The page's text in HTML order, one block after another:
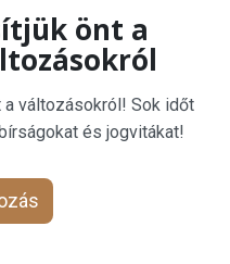
önt a
a változásokról! Sok időt
és jogvitákat!